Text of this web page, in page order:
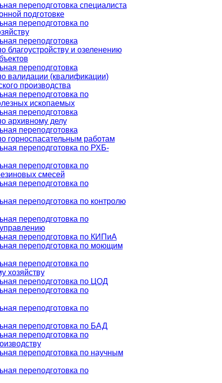
переподготовка специалиста
подготовке
переподготовка по
переподготовка
благоустройству и озеленению
переподготовка
валидации (квалификации)
производства
переподготовка по
ископаемых
переподготовка
архивному делу
переподготовка
горноспасательным работам
переподготовка по РХБ-
переподготовка по
смесей
переподготовка по
переподготовка по контролю
переподготовка по
переподготовка по КИПиА
переподготовка по моющим
переподготовка по
хозяйству
переподготовка по ЦОД
переподготовка по
переподготовка по
переподготовка по БАД
переподготовка по
переподготовка по научным
переподготовка по